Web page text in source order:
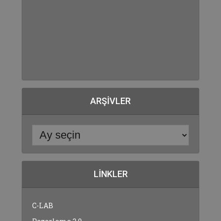
ARŞIVLER
LINKLER
C-LAB